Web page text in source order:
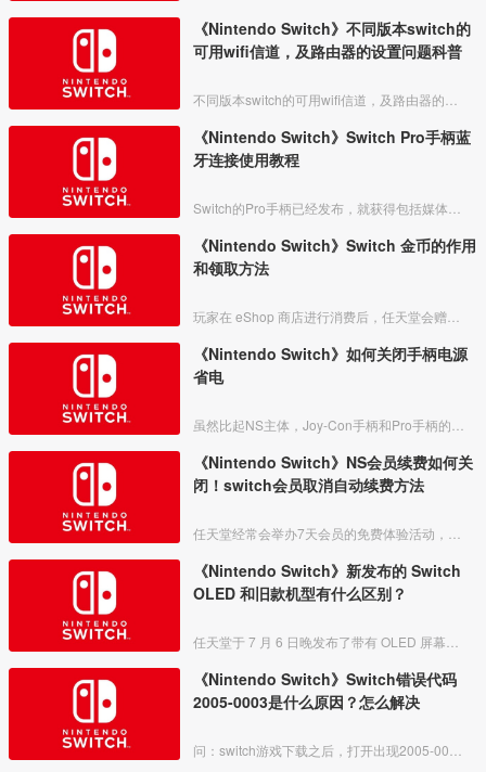
《Nintendo Switch》不同版本switch的
可用wifi信道，及路由器的设置问题科普
《Nintendo Switch》Switch Pro手柄蓝
牙连接使用教程
《Nintendo Switch》Switch 金币的作用
和领取方法
《Nintendo Switch》如何关闭手柄电源
省电
《Nintendo Switch》NS会员续费如何关
闭！switch会员取消自动续费方法
《Nintendo Switch》新发布的 Switch
OLED 和旧款机型有什么区别？
《Nintendo Switch》Switch错误代码
2005-0003是什么原因？怎么解决